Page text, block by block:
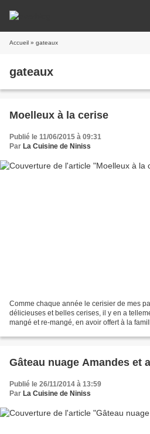
Accueil » gateaux
gateaux
Moelleux à la cerise
Publié le 11/06/2015 à 09:31
Par La Cuisine de Niniss
Comme chaque année le cerisier de mes
délicieuses et belles cerises, il y en a
mangé et re-mangé, en avoir offert à la
Gâteau nuage Amandes et
Publié le 26/11/2014 à 13:59
Par La Cuisine de Niniss